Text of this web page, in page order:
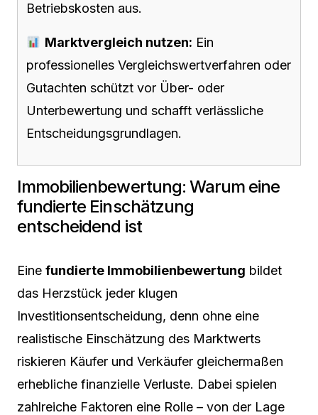
Betriebskosten aus.
Marktvergleich nutzen: Ein
professionelles Vergleichswertverfahren oder
Gutachten schützt vor Über- oder
Unterbewertung und schafft verlässliche
Entscheidungsgrundlagen.
Immobilienbewertung: Warum eine
fundierte Einschätzung
entscheidend ist
Eine fundierte Immobilienbewertung bildet
das Herzstück jeder klugen
Investitionsentscheidung, denn ohne eine
realistische Einschätzung des Marktwerts
riskieren Käufer und Verkäufer gleichermaßen
erhebliche finanzielle Verluste. Dabei spielen
zahlreiche Faktoren eine Rolle – von der Lage